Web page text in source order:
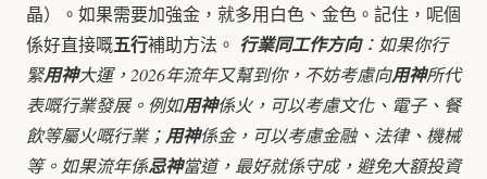
晶）。如果需要加強金，就多用白色、金色。記住，呢個
係好直接嘅五行補助方法。 行業同工作方向：如果你行
緊用神大運，2026年流年又幫到你，不妨考慮向用神所代
表嘅行業發展。例如用神係火，可以考慮文化、電子、餐
飲等屬火嘅行業；用神係金，可以考慮金融、法律、機械
等。如果流年係忌神當道，最好就係守成，避免大額投資